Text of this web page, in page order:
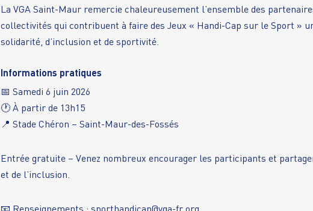
La VGA Saint-Maur remercie chaleureusement l’ensemble des
collectivités qui contribuent à faire des Jeux « Handi-Cap sur le Sport »
solidarité, d’inclusion et de sportivité.
Informations pratiques
📅 Samedi 6 juin 2026
🕐 À partir de 13h15
📍 Stade Chéron – Saint-Maur-des-Fossés
Entrée gratuite – Venez nombreux encourager les participants et
et de l’inclusion.